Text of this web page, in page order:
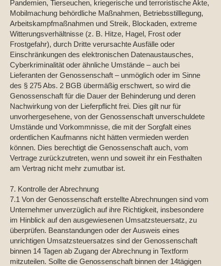
Pandemien, Tierseuchen, kriegerische und terroristische Akte,
Mobilmachung behördliche Maßnahmen, Betriebsstilllegung,
Arbeitskampfmaßnahmen und Streik, Blockaden, extreme
Witterungsverhältnisse (z. B. Hitze, Hagel, Frost oder
Frostgefahr), durch Dritte verursachte Ausfälle oder
Einschränkungen des elektronischen Datenaustausches,
Cyberkriminalität oder ähnliche Umstände – auch bei
Lieferanten der Genossenschaft – unmöglich oder im Sinne
des § 275 Abs. 2 BGB übermäßig erschwert, so wird die
Genossenschaft für die Dauer der Behinderung und deren
Nachwirkung von der Lieferpflicht frei. Dies gilt nur für
unvorhergesehene, von der Genossenschaft unverschuldete
Umstände und Vorkommnisse, die mit der Sorgfalt eines
ordentlichen Kaufmanns nicht hätten vermieden werden
können. Dies berechtigt die Genossenschaft auch, vom
Vertrage zurückzutreten, wenn und soweit ihr ein Festhalten
am Vertrag nicht mehr zumutbar ist.
7. Kontrolle der Abrechnung
7.1 Von der Genossenschaft erstellte Abrechnungen sind vom
Unternehmer unverzüglich auf ihre Richtigkeit, insbesondere
im Hinblick auf den ausgewiesenen Umsatzsteuersatz, zu
überprüfen. Beanstandungen oder der Ausweis eines
unrichtigen Umsatzsteuersatzes sind der Genossenschaft
binnen 14 Tagen ab Zugang der Abrechnung in Textform
mitzuteilen. Sollte die Genossenschaft binnen der 14tägigen